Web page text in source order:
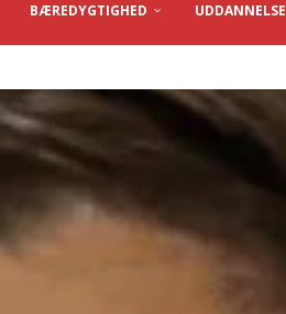
BÆREDYGTIGHED UDDANNELSE